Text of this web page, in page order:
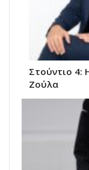
Στούντιο 4:
Ζούλα